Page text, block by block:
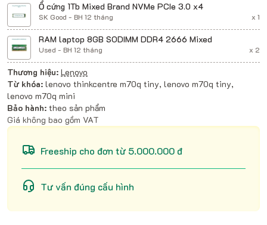
Ổ cứng 1Tb Mixed Brand NVMe PCIe 3.0 x4
SK Good - BH 12 tháng x 1
RAM laptop 8GB SODIMM DDR4 2666 Mixed
Used - BH 12 tháng x 2
Thương hiệu: Lenovo
Từ khóa: lenovo thinkcentre m70q tiny, lenovo m70q tiny,
lenovo m70q mini
Bảo hành: theo sản phẩm
Giá không bao gồm VAT
Freeship cho đơn từ 5.000.000 đ
Tư vấn đúng cấu hình